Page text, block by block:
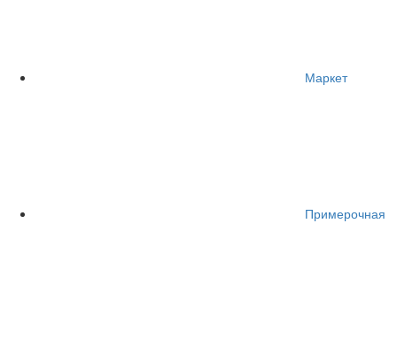
Маркет
Примерочная